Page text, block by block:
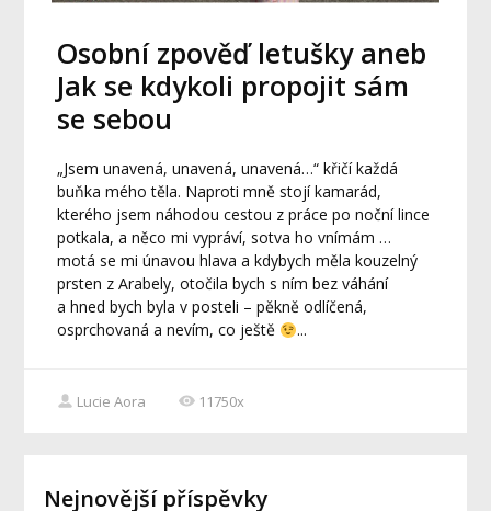
Osobní zpověď letušky aneb
Jak se kdykoli propojit sám
se sebou
„Jsem unavená, unavená, unavená…“ křičí každá
buňka mého těla. Naproti mně stojí kamarád,
kterého jsem náhodou cestou z práce po noční lince
potkala, a něco mi vypráví, sotva ho vnímám …
motá se mi únavou hlava a kdybych měla kouzelný
prsten z Arabely, otočila bych s ním bez váhání
a hned bych byla v posteli – pěkně odlíčená,
osprchovaná a nevím, co ještě
...
Lucie Aora 11750x
Nejnovější příspěvky